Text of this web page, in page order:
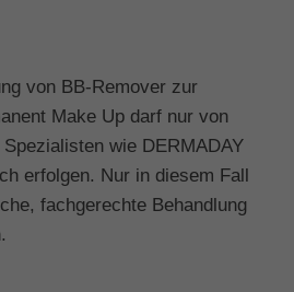
von BB-Remover zur
Make Up darf nur von
wie DERMADAY
erfolgen. Nur in diesem Fall
fachgerechte Behandlung